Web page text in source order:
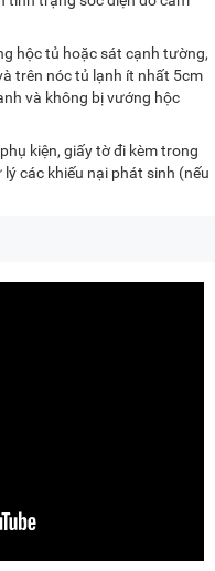
hộc tủ hoặc sát cạnh tường,
trên nóc tủ lạnh ít nhất 5cm
và không bị vướng hộc
kiện, giấy tờ đi kèm trong
các khiếu nại phát sinh (nếu